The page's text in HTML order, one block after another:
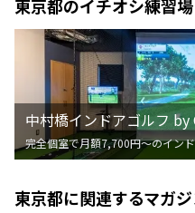
東京都のイチオシ練習場
中村橋インドアゴルフ by
完全個室で月額7,700円〜のイン
東京都に関連するマガ